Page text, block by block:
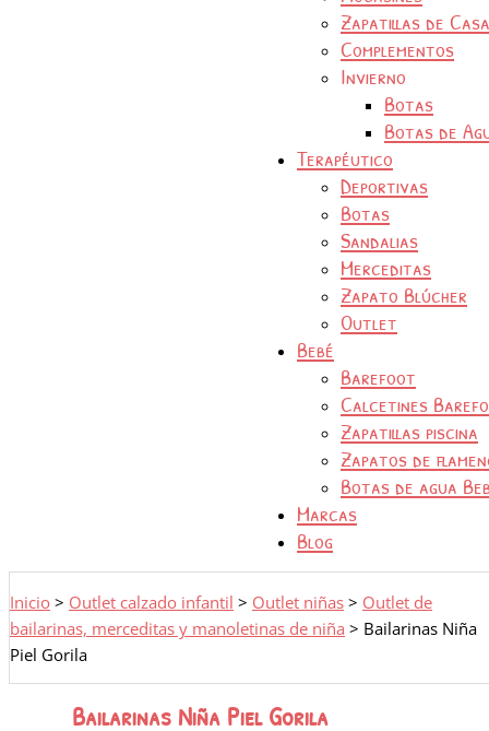
Zapatillas de Casa
Complementos
Invierno
Botas
Botas de
Terapéutico
Deportivas
Botas
Sandalias
Merceditas
Zapato Blúcher
Outlet
Bebé
Barefoot
Calcetines
Zapatillas piscina
Zapatos de
Botas de agua
Marcas
Blog
Inicio > Outlet calzado infantil > Outlet niñas > Outlet de
bailarinas, merceditas y manoletinas de niña > Bailarinas Niña
Piel Gorila
Bailarinas Niña Piel Gorila